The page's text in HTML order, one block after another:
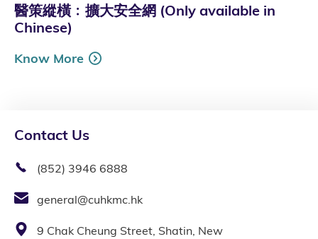
醫策縱橫﹕擴大安全網 (Only available in
Chinese)
Know More
Contact Us
(852) 3946 6888
general@cuhkmc.hk
9 Chak Cheung Street, Shatin, New